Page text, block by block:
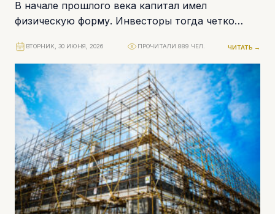
В начале прошлого века капитал имел
физическую форму. Инвесторы тогда четко
девяносто процентов стоимости гигантов...
ВТОРНИК, 30 ИЮНЯ, 2026 ПРОЧИТАЛИ 889 ЧЕЛ. ЧИТАТЬ →